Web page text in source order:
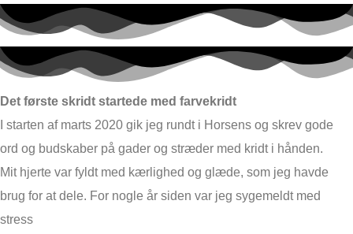
Det første skridt startede med farvekridt
I starten af marts 2020 gik jeg rundt i Horsens og skrev gode
ord og budskaber på gader og stræder med kridt i hånden.
Mit hjerte var fyldt med kærlighed og glæde, som jeg havde
brug for at dele. For nogle år siden var jeg sygemeldt med
stress